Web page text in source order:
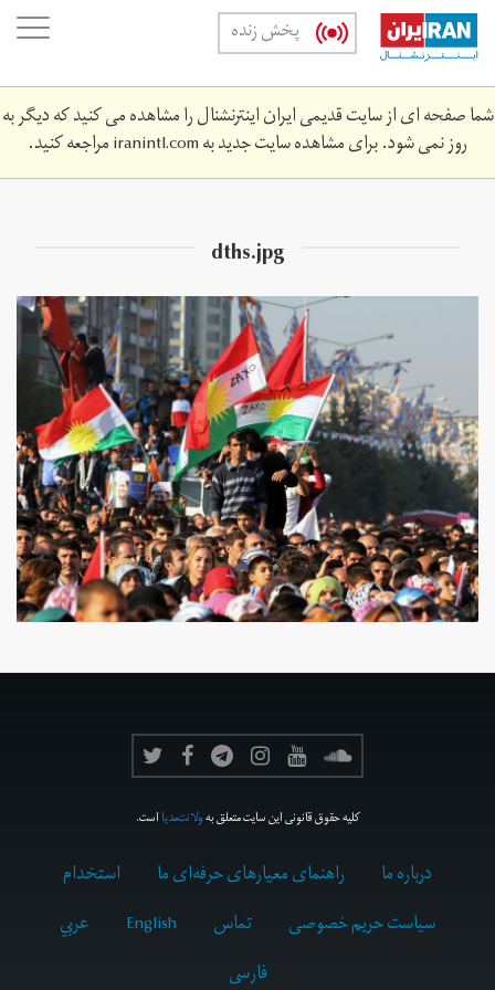
Skip
main
content
پخش زنده
شما صفحه ای از سایت قدیمی ایران اینترنشنال را مشاهده می کنید که دیگر به
روز نمی شود. برای مشاهده سایت جدید بهiranintl.comمراجعه کنید.
dths.jpg
کلیه حقوق قانونی این سایت متعلق بهولانت‌مدیااست.
درباره ما راهنمای معیارهای حرفه‌ای ما
استخدام
سیاست حریم خصوصی
تماس English
عربي
فارسى